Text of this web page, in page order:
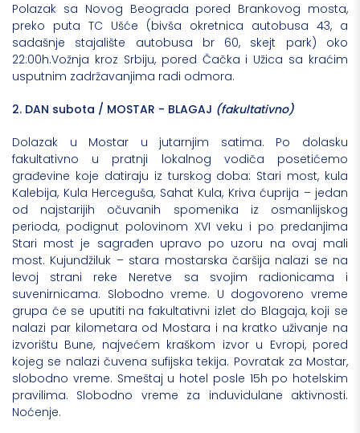
Polazak sa Novog Beograda pored Brankovog mosta,
preko puta TC Ušće (bivša okretnica autobusa 43, a
sadašnje stajalište autobusa br 60, skejt park) oko
22:00h.Vožnja kroz Srbiju, pored Čačka i Užica sa kraćim
usputnim zadržavanjima radi odmora.
2. DAN subota / MOSTAR - BLAGAJ (fakultativno)
Dolazak u Mostar u jutarnjim satima. Po dolasku
fakultativno u pratnji lokalnog vodiča posetićemo
građevine koje datiraju iz turskog doba: Stari most, kula
Kalebija, Kula Herceguša, Sahat Kula, Kriva ćuprija – jedan
od najstarijih očuvanih spomenika iz osmanlijskog
perioda, podignut polovinom XVI veku i po predanjima
Stari most je sagrađen upravo po uzoru na ovaj mali
most. Kujundžiluk – stara mostarska čaršija nalazi se na
levoj strani reke Neretve sa svojim radionicama i
suvenirnicama. Slobodno vreme. U dogovoreno vreme
grupa će se uputiti na fakultativni izlet do Blagaja, koji se
nalazi par kilometara od Mostara i na kratko uživanje na
izvorištu Bune, najvećem kraškom izvor u Evropi, pored
kojeg se nalazi čuvena sufijska tekija. Povratak za Mostar,
slobodno vreme. Smeštaj u hotel posle 15h po hotelskim
pravilima. Slobodno vreme za induvidulane aktivnosti.
Noćenje.